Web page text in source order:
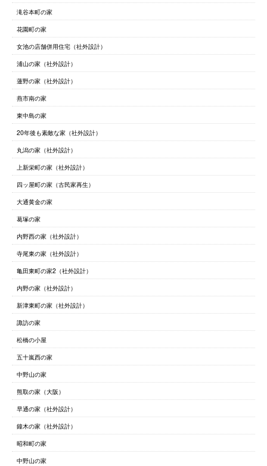
滝谷本町の家
花園町の家
女池の店舗併用住宅（社外設計）
浦山の家（社外設計）
蓮野の家（社外設計）
燕市南の家
東中島の家
20年後も素敵な家（社外設計）
丸潟の家（社外設計）
上新栄町の家（社外設計）
四ッ屋町の家（古民家再生）
大通黄金の家
葛塚の家
内野西の家（社外設計）
寺尾東の家（社外設計）
亀田東町の家2（社外設計）
内野の家（社外設計）
新津東町の家（社外設計）
諏訪の家
松橋の小屋
五十嵐西の家
中野山の家
熊取の家（大阪）
早通の家（社外設計）
鐘木の家（社外設計）
昭和町の家
中野山の家